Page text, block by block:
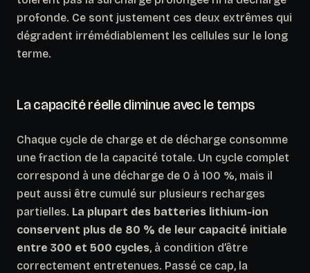
profonde. Ce sont justement ces deux extrêmes qui
dégradent irrémédiablement les cellules sur le long
terme.
La capacité réelle diminue avec le temps
Chaque cycle de charge et de décharge consomme
une fraction de la capacité totale. Un cycle complet
correspond à une décharge de 0 à 100 %, mais il
peut aussi être cumulé sur plusieurs recharges
partielles. La plupart des batteries lithium-ion
conservent plus de 80 % de leur capacité initiale
entre 300 et 500 cycles, à condition d’être
correctement entretenues. Passé ce cap, la